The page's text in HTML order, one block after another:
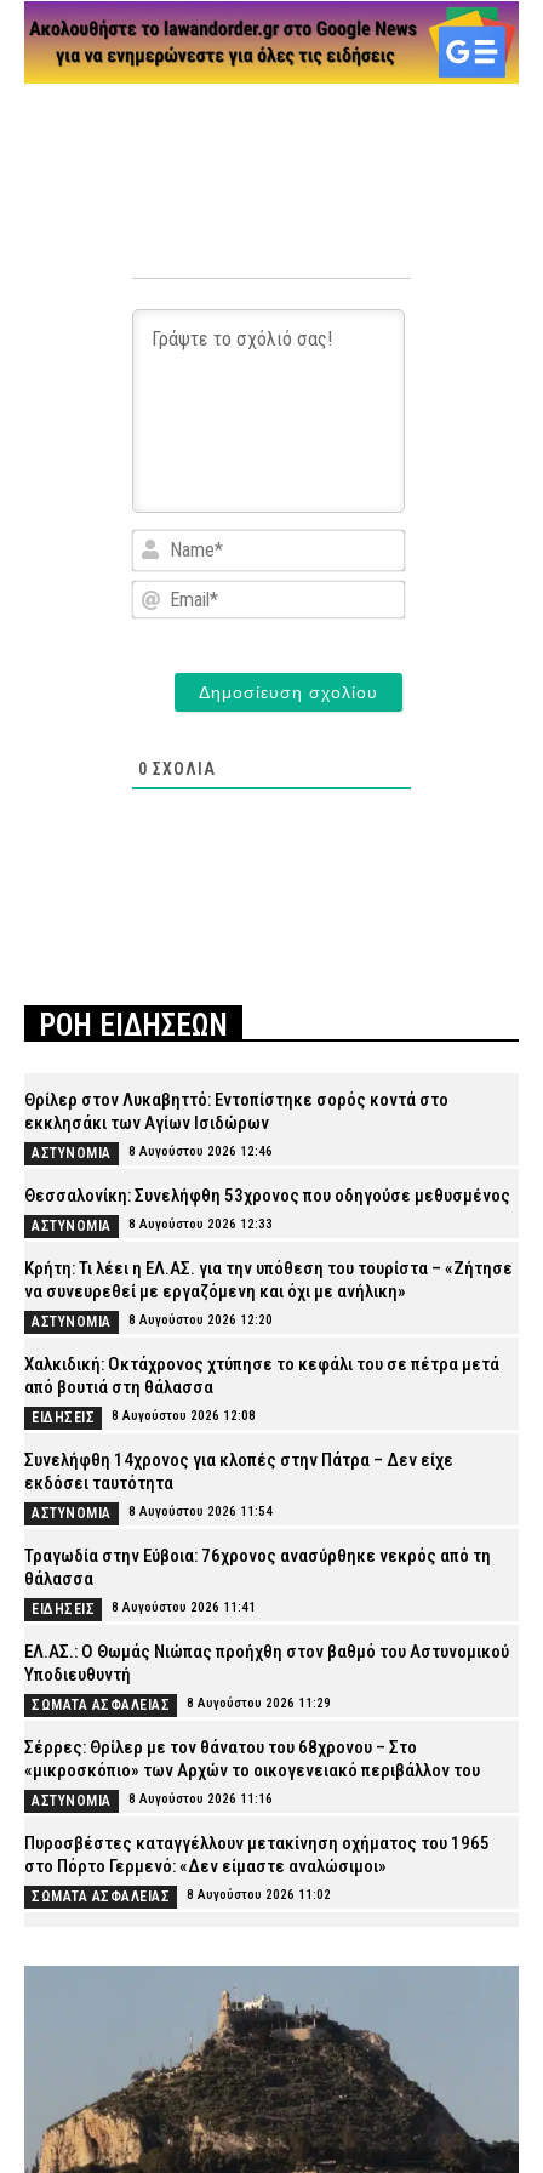
Name*
Email*
0 ΣΧΌΛΙΑ
ΡΟΗ ΕΙΔΗΣΕΩΝ
Θρίλερ στον Λυκαβηττό: Εντοπίστηκε σορός κοντά στο
εκκλησάκι των Αγίων Ισιδώρων
ΑΣΤΥΝΟΜΙΑ 8 Αυγούστου 2026 12:46
Θεσσαλονίκη: Συνελήφθη 53χρονος που οδηγούσε μεθυσμένος
ΑΣΤΥΝΟΜΙΑ 8 Αυγούστου 2026 12:33
Κρήτη: Τι λέει η ΕΛ.ΑΣ. για την υπόθεση του τουρίστα – «Ζήτησε
να συνευρεθεί με εργαζόμενη και όχι με ανήλικη»
ΑΣΤΥΝΟΜΙΑ 8 Αυγούστου 2026 12:20
Χαλκιδική: Οκτάχρονος χτύπησε το κεφάλι του σε πέτρα μετά
από βουτιά στη θάλασσα
ΕΙΔΗΣΕΙΣ 8 Αυγούστου 2026 12:08
Συνελήφθη 14χρονος για κλοπές στην Πάτρα – Δεν είχε
εκδόσει ταυτότητα
ΑΣΤΥΝΟΜΙΑ 8 Αυγούστου 2026 11:54
Τραγωδία στην Εύβοια: 76χρονος ανασύρθηκε νεκρός από τη
θάλασσα
ΕΙΔΗΣΕΙΣ 8 Αυγούστου 2026 11:41
ΕΛ.ΑΣ.: Ο Θωμάς Νιώπας προήχθη στον βαθμό του Αστυνομικού
Υποδιευθυντή
ΣΩΜΑΤΑ ΑΣΦΑΛΕΙΑΣ 8 Αυγούστου 2026 11:29
Σέρρες: Θρίλερ με τον θάνατου του 68χρονου – Στο
«μικροσκόπιο» των Αρχών το οικογενειακό περιβάλλον του
ΑΣΤΥΝΟΜΙΑ 8 Αυγούστου 2026 11:16
Πυροσβέστες καταγγέλλουν μετακίνηση οχήματος του 1965
στο Πόρτο Γερμενό: «Δεν είμαστε αναλώσιμοι»
ΣΩΜΑΤΑ ΑΣΦΑΛΕΙΑΣ 8 Αυγούστου 2026 11:02
σήμερα – Οι δικαιούχοι και τα κριτήρια
8 Αυγούστου 2026 10:49
Φωτιά σε εγκαταλελειμμένο κτίριο στην Κουμουνδούρου –
Απεγκλωβίστηκε ένα άτομο
8 Αυγούστου 2026 10:37
Συνελήφθησαν τέσσερις νεαροί για ναρκωτικά στη
Θεσσαλονίκη